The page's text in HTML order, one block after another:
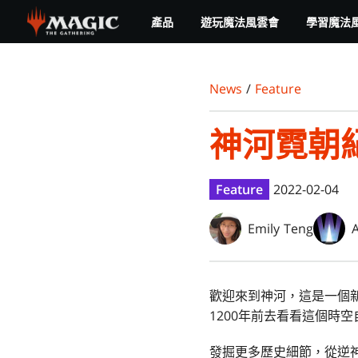
main
產品 遊玩魔法風雲會 學習魔法
News / Feature
神河霓朝
Feature 2022-02-04
Emily Teng
歡迎來到神河，這是一個
1200年前去看看這個時
發掘更多歷史細節，從逆